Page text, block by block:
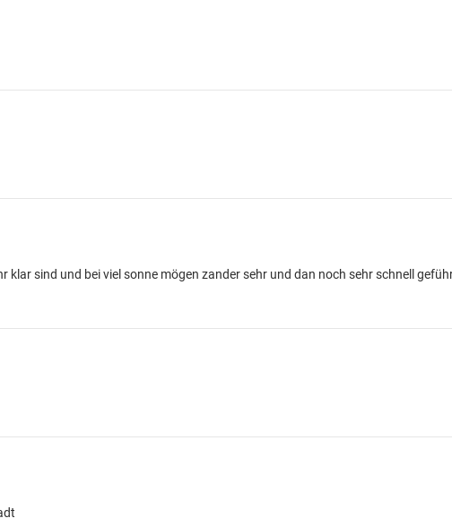
klar sind und bei viel sonne mögen zander sehr und dan noch sehr schnell